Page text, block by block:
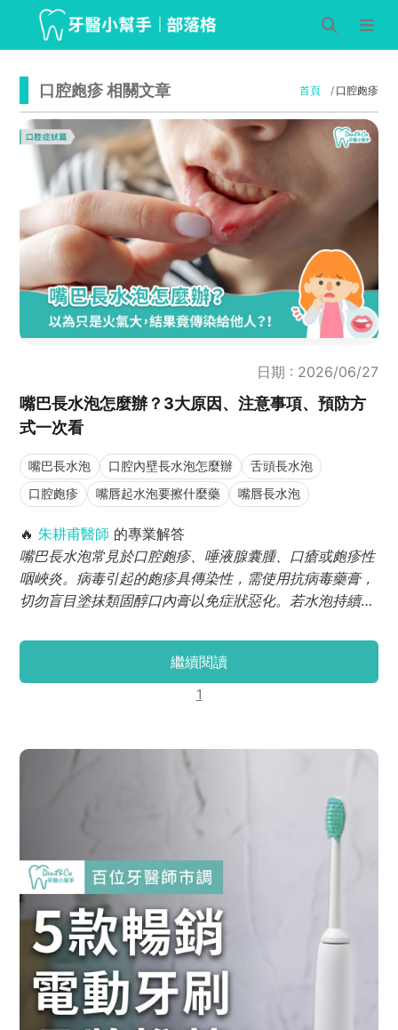
口腔皰疹 相關文章 首頁 口腔皰疹
日期 : 2026/06/27
嘴巴長水泡怎麼辦？3大原因、注意事項、預防方
式一次看
嘴巴長水泡 口腔內壁長水泡怎麼辦
舌頭長水泡
口腔皰疹
嘴唇起水泡要擦什麼藥 嘴唇長水泡
🔥 朱耕甫醫師 的專業解答
嘴巴長水泡常見於口腔皰疹、唾液腺囊腫、口瘡或皰疹性
咽峽炎。病毒引起的皰疹具傳染性，需使用抗病毒藥膏，
切勿盲目塗抹類固醇口內膏以免症狀惡化。若水泡持續超
繼續閱讀
1